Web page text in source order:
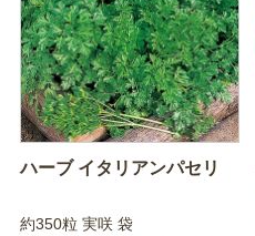
ハーブ イタリアンパセリ
約350粒 実咲 袋